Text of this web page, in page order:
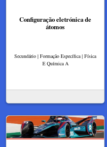
Configuração eletrónica de
átomos
Secundário | Formação Específica | Física
E Química A